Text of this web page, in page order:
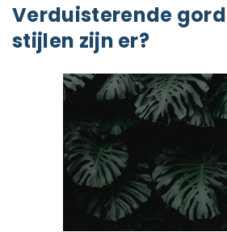
Verduisterende
stijlen zijn er?